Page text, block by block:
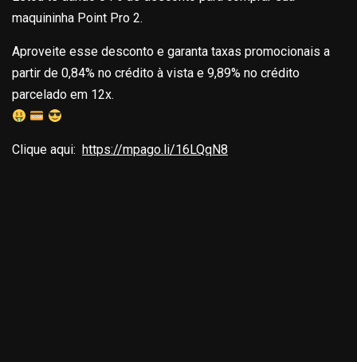
maquininha Point Pro 2.
Aproveite esse desconto e garanta taxas promocionais a
partir de 0,84% no crédito à vista e 9,89% no crédito
parcelado em 12x.
Clique aqui: https://mpago.li/16LQqN8